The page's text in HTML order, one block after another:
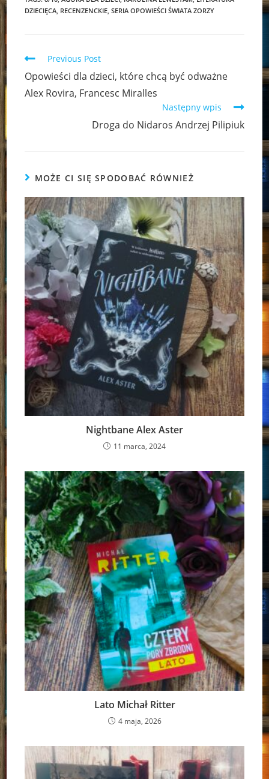
DZIECIĘCA RECENZENCKIE SERIA OPOWIEŚCI ŚWIATA ZORZY
Read
articles
Previous Post
Opowieści dla dzieci, które chcą być odważne
Alex Rovira, Francesc Miralles
Następny wpis
Droga do Nidaros Andrzej Pilipiuk
MOŻE CI SIĘ SPODOBAĆ RÓWNIEŻ
Nightbane Alex Aster
11 marca, 2024
Lato Michał Ritter
4 maja, 2026